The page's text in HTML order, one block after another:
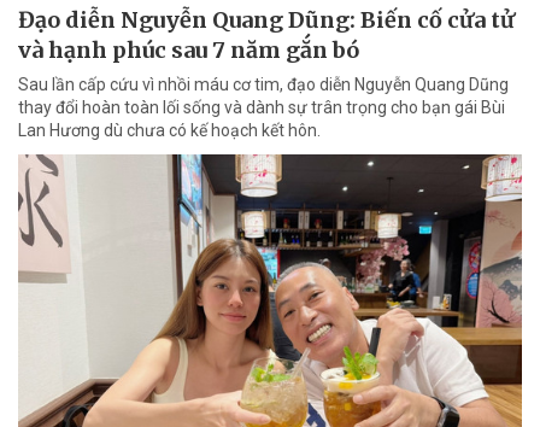
Đạo diễn Nguyễn Quang Dũng: Biến cố cửa tử
và hạnh phúc sau 7 năm gắn bó
Sau lần cấp cứu vì nhồi máu cơ tim, đạo diễn Nguyễn Quang Dũng
thay đổi hoàn toàn lối sống và dành sự trân trọng cho bạn gái Bùi
Lan Hương dù chưa có kế hoạch kết hôn.